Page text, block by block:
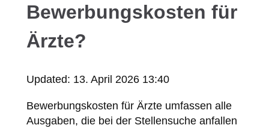
Bewerbungskosten für
Ärzte?
Updated: 13. April 2026 13:40
Bewerbungskosten für Ärzte umfassen alle
Ausgaben, die bei der Stellensuche anfallen